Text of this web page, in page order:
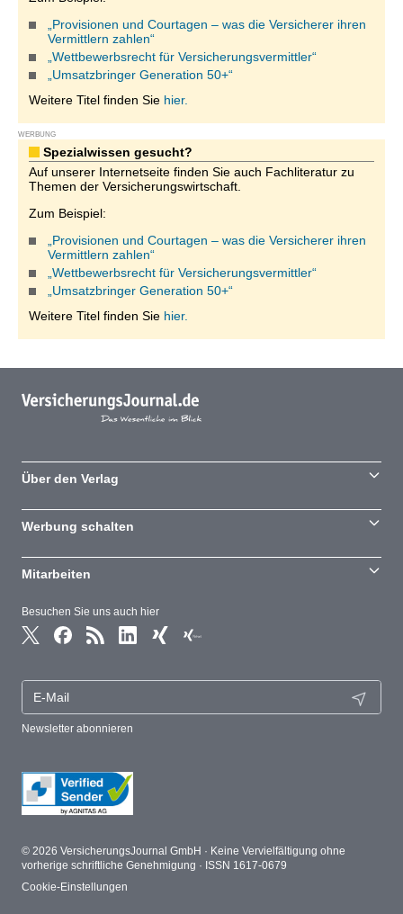
„Provisionen und Courtagen – was die Versicherer ihren
Vermittlern zahlen“
„Wettbewerbsrecht für Versicherungsvermittler“
„Umsatzbringer Generation 50+“
Weitere Titel finden Sie hier.
WERBUNG
Spezialwissen gesucht?
Auf unserer Internetseite finden Sie auch Fachliteratur zu
Themen der Versicherungswirtschaft.
Zum Beispiel:
„Provisionen und Courtagen – was die Versicherer ihren
Vermittlern zahlen“
„Wettbewerbsrecht für Versicherungsvermittler“
„Umsatzbringer Generation 50+“
Weitere Titel finden Sie hier.
Besuchen Sie uns auch hier
Newsletter abonnieren
Über den Verlag
Werbung schalten
Mitarbeiten
© 2026 VersicherungsJournal GmbH · Keine Vervielfältigung ohne
vorherige schriftliche Genehmigung · ISSN 1617-0679
Cookie-Einstellungen